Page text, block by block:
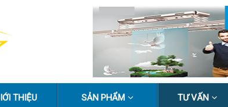
THIỆU SẢN PHẨM TƯ VẤN